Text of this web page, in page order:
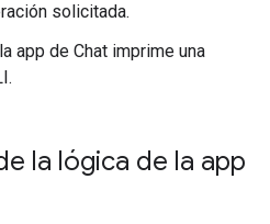
solicitada.
app de Chat imprime una
la lógica de la app